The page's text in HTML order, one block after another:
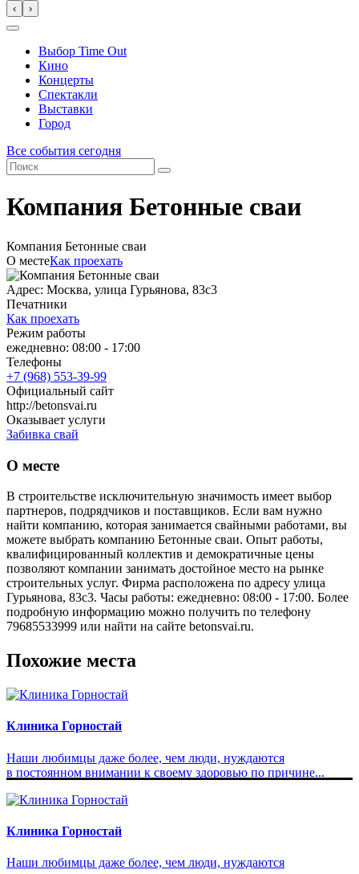
‹ ›
Выбор Time Out
Кино
Концерты
Спектакли
Выставки
Город
Все события сегодня
Компания Бетонные сваи
Компания Бетонные сваи
О местеКак проехать
Адрес: Москва, улица Гурьянова, 83с3
Печатники
Как проехать
Режим работы
ежедневно: 08:00 - 17:00
Телефоны
+7 (968) 553-39-99
Официальный сайт
http://betonsvai.ru
Оказывает услуги
Забивка свай
О месте
В строительстве исключительную значимость имеет выбор
партнеров, подрядчиков и поставщиков. Если вам нужно
найти компанию, которая занимается свайными работами, вы
можете выбрать компанию Бетонные сваи. Опыт работы,
квалифицированный коллектив и демократичные цены
позволяют компании занимать достойное место на рынке
строительных услуг. Фирма расположена по адресу улица
Гурьянова, 83с3. Часы работы: ежедневно: 08:00 - 17:00. Более
подробную информацию можно получить по телефону
79685533999 или найти на сайте betonsvai.ru.
Похожие места
Клиника Горностай
Наши любимцы даже более, чем люди, нуждаются
в постоянном внимании к своему здоровью по причине...
Клиника Горностай
Наши любимцы даже более, чем люди, нуждаются